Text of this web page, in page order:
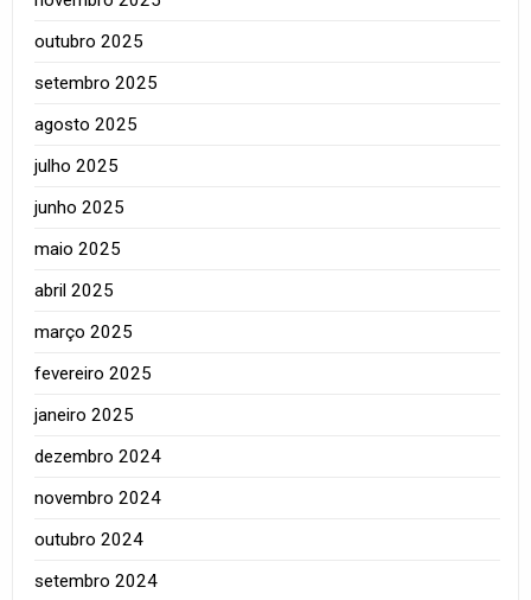
outubro 2025
setembro 2025
agosto 2025
julho 2025
junho 2025
maio 2025
abril 2025
março 2025
fevereiro 2025
janeiro 2025
dezembro 2024
novembro 2024
outubro 2024
setembro 2024